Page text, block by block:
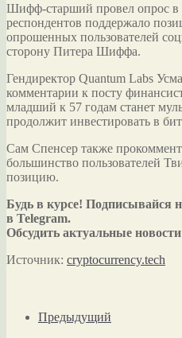
Шифф-старший провел опрос в
респондентов поддержало
опрошенных пользователей
сторону Питера Шиффа.
Гендиректор Quantum Labs
комментарии к посту
младший к 57 годам станет
продолжит инвестировать в
Сам Спенсер также
большинство пользователей
позицию.
Будь в курсе! Подписывайся
в Telegram.
Обсудить актуальные
Источник: cryptocurrency.tech
Предыдущий